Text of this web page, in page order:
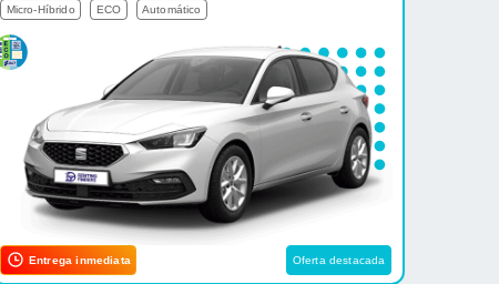
Micro-Híbrido ECO Automático
Entrega inmediata Oferta destacada